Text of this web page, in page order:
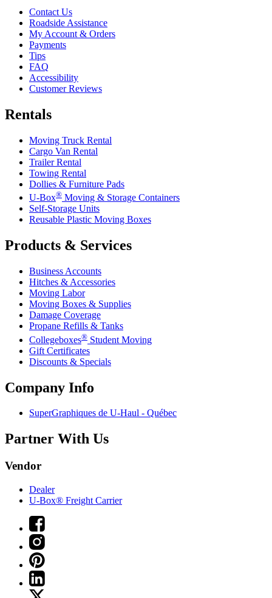
Contact Us
Roadside Assistance
My Account & Orders
Payments
Tips
FAQ
Accessibility
Customer Reviews
Rentals
Moving Truck Rental
Cargo Van Rental
Trailer Rental
Towing Rental
Dollies & Furniture Pads
U-Box® Moving & Storage Containers
Self-Storage Units
Reusable Plastic Moving Boxes
Products & Services
Business Accounts
Hitches & Accessories
Moving Labor
Moving Boxes & Supplies
Damage Coverage
Propane Refills & Tanks
Collegeboxes® Student Moving
Gift Certificates
Discounts & Specials
Company Info
SuperGraphiques de U-Haul - Québec
Partner With Us
Vendor
Dealer
U-Box® Freight Carrier